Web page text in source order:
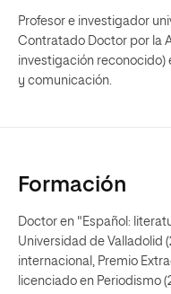
Profesor e investigador
Contratado Doctor por la
investigación reconocido)
y comunicación.
Formación
Doctor en "Español:
Universidad de Valladolid
internacional, Premio
licenciado en Periodismo